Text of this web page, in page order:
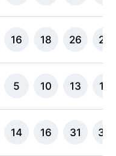
16 18 26 28
5 10 13 16
14 16 31 35